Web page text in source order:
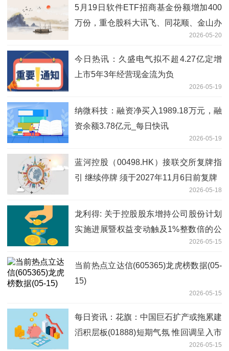
5月19日软件ETF招商基金份额增加400
万份，重仓股科大讯飞、同花顺、金山办
2026-05-20
今日热讯：久盛电气拟不超4.27亿定增
上市5年3年经营现金流为负
2026-05-19
纳微科技：融资净买入1989.18万元，融
资余额3.78亿元_每日快讯
2026-05-19
蓝河控股（00498.HK）接联交所复牌指
引 继续停牌 须于2027年11月6日前复牌
2026-05-18
龙利得: 关于控股股东增持公司股份计划
实施进展暨权益变动触及1%整数倍的公
2026-05-15
当前热点立达信(605365)龙虎榜数据(05-
15)
2026-05-15
每日资讯：花旗：中国巨石扩产或拖累建
滔积层板(01888)短期气氛 惟回调呈入市
2026-05-15